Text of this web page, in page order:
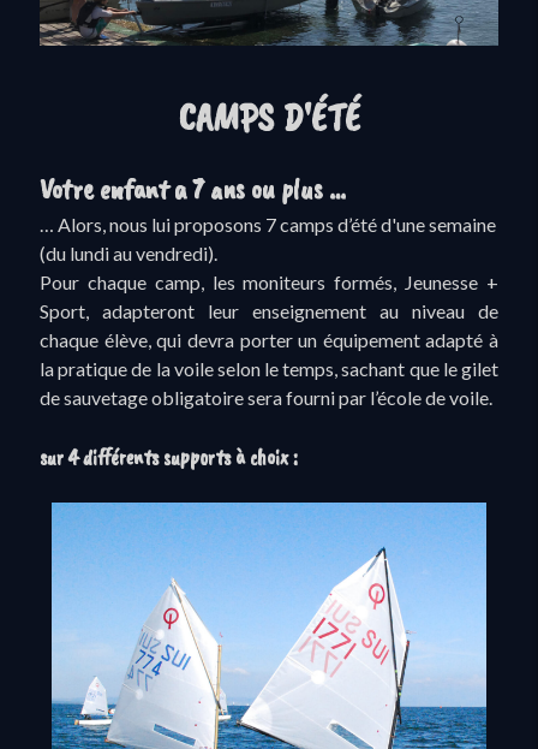
CAMPS D'ÉTÉ
Votre enfant a 7 ans ou plus …
… Alors, nous lui proposons 7 camps d’été d'une semaine
(du lundi au vendredi).
Pour chaque camp, les moniteurs formés, Jeunesse +
Sport, adapteront leur enseignement au niveau de
chaque élève, qui devra porter un équipement adapté à
la pratique de la voile selon le temps, sachant que le gilet
de sauvetage obligatoire sera fourni par l’école de voile.
sur 4 différents supports à choix :